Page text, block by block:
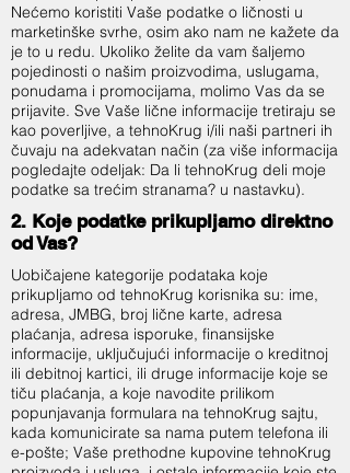
Nećemo koristiti Vaše podatke o ličnosti u
marketinške svrhe, osim ako nam ne kažete da
je to u redu. Ukoliko želite da vam šaljemo
pojedinosti o našim proizvodima, uslugama,
ponudama i promocijama, molimo Vas da se
prijavite. Sve Vaše lične informacije tretiraju se
kao poverljive, a tehnoKrug i/ili naši partneri ih
čuvaju na adekvatan način (za više informacija
pogledajte odeljak: Da li tehnoKrug deli moje
podatke sa trećim stranama? u nastavku).
2. Koje podatke prikupljamo direktno
od Vas?
Uobičajene kategorije podataka koje
prikupljamo od tehnoKrug korisnika su: ime,
adresa, JMBG, broj lične karte, adresa
plaćanja, adresa isporuke, finansijske
informacije, uključujući informacije o kreditnoj
ili debitnoj kartici, ili druge informacije koje se
tiču plaćanja, a koje navodite prilikom
popunjavanja formulara na tehnoKrug sajtu,
kada komunicirate sa nama putem telefona ili
e-pošte; Vaše prethodne kupovine tehnoKrug